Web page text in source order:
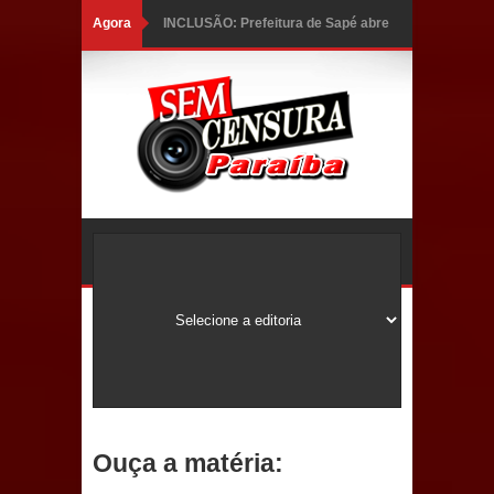
Agora INCLUSÃO: Prefeitura de Sapé abre
Social; veja documentação
necessária!
Ouça a matéria: